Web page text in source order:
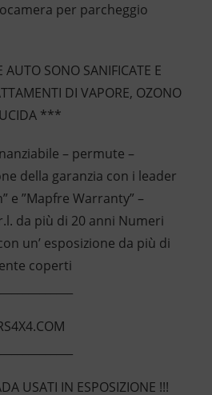
per parcheggio
SONO SANIFICATE E
DI VAPORE, OZONO
***
– permute –
della garanzia con i leader
e ”Mapfre Warranty” –
da più di 20 anni Numeri
un’ esposizione da più di
coperti
USATI IN ESPOSIZIONE !!!